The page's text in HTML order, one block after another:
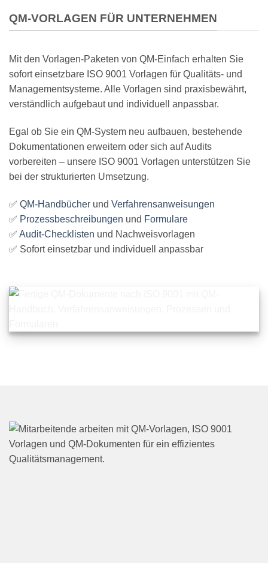
QM-VORLAGEN FÜR UNTERNEHMEN
Mit den Vorlagen-Paketen von QM-Einfach erhalten Sie
sofort einsetzbare ISO 9001 Vorlagen für Qualitäts- und
Managementsysteme. Alle Vorlagen sind praxisbewährt,
verständlich aufgebaut und individuell anpassbar.
Egal ob Sie ein QM-System neu aufbauen, bestehende
Dokumentationen erweitern oder sich auf Audits
vorbereiten – unsere ISO 9001 Vorlagen unterstützen Sie
bei der strukturierten Umsetzung.
✅ QM-Handbücher und Verfahrensanweisungen
✅ Prozessbeschreibungen und Formulare
✅ Audit-Checklisten und Nachweisvorlagen
✅ Sofort einsetzbar und individuell anpassbar